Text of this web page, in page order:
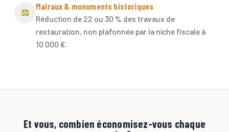
⚖
Malraux & monuments historiques
Réduction de 22 ou 30 % des travaux de
restauration, non plafonnée par la niche fiscale à
10 000 €.
Et vous, combien économisez-vous chaque